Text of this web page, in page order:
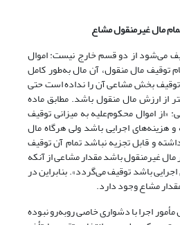
می‌شود از دو قسم خارج نیست: اموال
توقیف مال منقول، آن مال به‌طور کامل
بخش مشاعی آن را نداده است حتی
از ارزش مال منقول باشد. مطابق ماده
«از اموال محکوم‌علیه به میزانی توقیف
اجرایی باشد ولی هرگاه مال
و قابل تجزیه نباشد تمام آن توقیف
غیرمنقول باشد مقدار مشاعی از آنکه
باشد توقیف می‌گردد». بنابراین در
مشاع وجود دارد.
اجرا با دشواری خاصی روبه‌رو نبوده